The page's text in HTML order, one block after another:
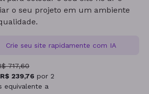
o seu projeto em um ambiente
Crie seu site rapidamente com IA
717,60
R$ 239,76 por 2
equivalente a